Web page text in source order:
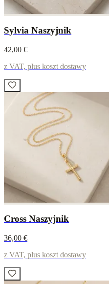
Sylvia Naszyjnik
42,00 €
z VAT, plus koszt dostawy
Cross Naszyjnik
36,00 €
z VAT, plus koszt dostawy